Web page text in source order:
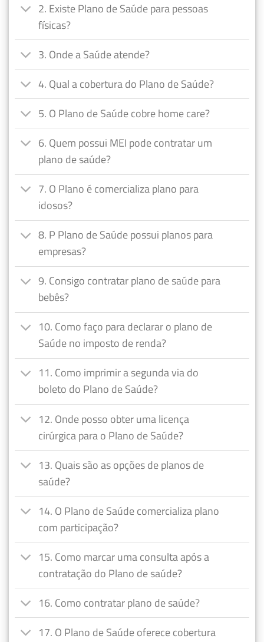
2. Existe Plano de Saúde para pessoas
físicas?
3. Onde a Saúde atende?
4. Qual a cobertura do Plano de Saúde?
5. O Plano de Saúde cobre home care?
6. Quem possui MEI pode contratar um
plano de saúde?
7. O Plano é comercializa plano para
idosos?
8. P Plano de Saúde possui planos para
empresas?
9. Consigo contratar plano de saúde para
bebês?
10. Como faço para declarar o plano de
Saúde no imposto de renda?
11. Como imprimir a segunda via do
boleto do Plano de Saúde?
12. Onde posso obter uma licença
cirúrgica para o Plano de Saúde?
13. Quais são as opções de planos de
saúde?
14. O Plano de Saúde comercializa plano
com participação?
15. Como marcar uma consulta após a
contratação do Plano de saúde?
16. Como contratar plano de saúde?
17. O Plano de Saúde oferece cobertura